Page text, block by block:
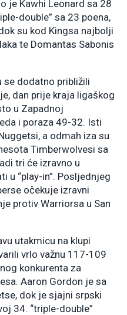
je Kawhi Leonard sa 28
double” sa 23 poena,
su kod Kingsa najbolji
te Domantas Sabonis
se dodatno približili
dan prije kraja ligaškog
u Zapadnoj
i poraza 49-32. Isti
a odmah iza su
Timberwolvesi sa
tri će izravno u
u “play-in”. Posljednjeg
očekuje izravni
protiv Warriorsa u San
utakmicu na klupi
vrlo važnu 117-109
konkurenta za
Aaron Gordon je sa
dok je sjajni srpski
34. “triple-double”